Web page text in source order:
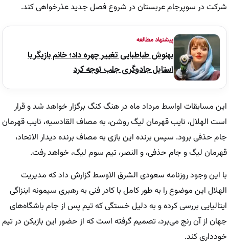
شرکت در سوپرجام عربستان در شروع فصل جدید عذرخواهی کند.
پیشنهاد مطالعه
بهنوش طباطبایی تغییر چهره داد؛ خانم بازیگر با
استایل جادوگری جلب توجه کرد
این مسابقات اواسط مرداد ماه در هنگ کنگ برگزار خواهد شد و قرار
است الهلال، نایب قهرمان لیگ روشن، به مصاف القادسیه، نایب قهرمان
جام حذفی برود. سپس برنده این بازی به مصاف برنده دیدار الاتحاد،
قهرمان لیگ و جام حذفی، و النصر، تیم سوم لیگ، خواهد رفت.
با این وجود روزنامه سعودی الشرق الاوسط گزارش داد که مدیریت
الهلال این موضوع را به طور کامل با کادر فنی به رهبری سیمونه اینزاگی
ایتالیایی بررسی کرده و به دلیل خستگی که تیم پس از جام باشگاه‌های
جهان از آن رنج می‌برد، تصمیم گرفته است که از حضور این بازیکن در تیم
خودداری کند.